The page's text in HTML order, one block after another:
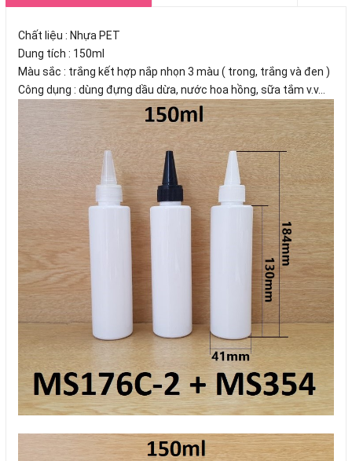
Chất liệu : Nhựa PET
Dung tích : 150ml
Màu sắc : trắng kết hợp nắp nhọn 3 màu ( trong, trắng và đen )
Công dụng : dùng đựng dầu dừa, nước hoa hồng, sữa tắm v.v...